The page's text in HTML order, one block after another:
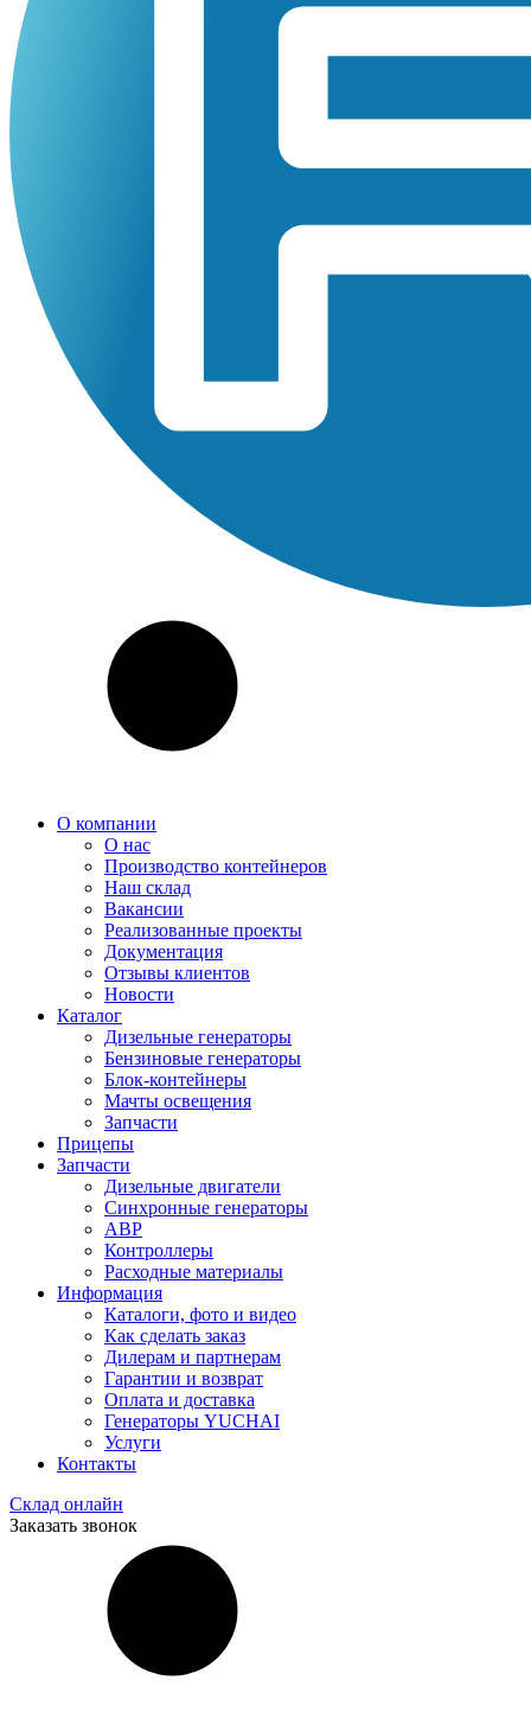
О компании
О нас
Производство контейнеров
Наш склад
Вакансии
Реализованные проекты
Документация
Отзывы клиентов
Новости
Каталог
Дизельные генераторы
Бензиновые генераторы
Блок-контейнеры
Мачты освещения
Запчасти
Прицепы
Запчасти
Дизельные двигатели
Синхронные генераторы
АВР
Контроллеры
Расходные материалы
Информация
Каталоги, фото и видео
Как сделать заказ
Дилерам и партнерам
Гарантии и возврат
Оплата и доставка
Генераторы YUCHAI
Услуги
Контакты
Склад онлайн
Заказать звонок